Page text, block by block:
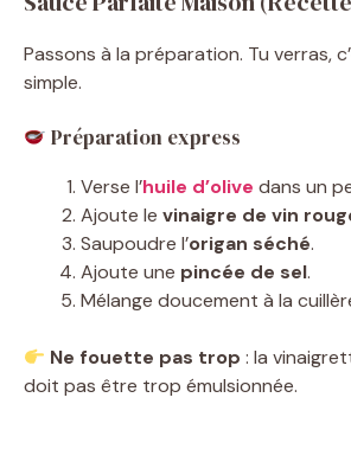
Passons à la préparation. Tu verras,
simple.
Préparation express
Verse l’huile d’olive dans un
Ajoute le vinaigre de vin
Saupoudre l’origan séché.
Ajoute une pincée de sel.
Mélange doucement à la
Ne fouette pas trop : la
doit pas être trop émulsionnée.